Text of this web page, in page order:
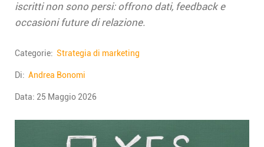
iscritti non sono persi: offrono dati, feedback e
occasioni future di relazione.
Categorie: Strategia di marketing
Di: Andrea Bonomi
Data: 25 Maggio 2026